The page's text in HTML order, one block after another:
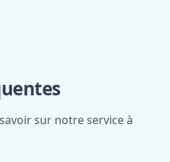
sur notre service à